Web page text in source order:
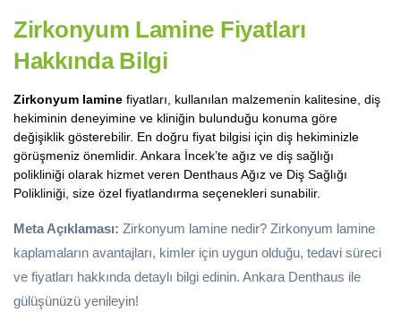
Zirkonyum Lamine Fiyatları
Hakkında Bilgi
Zirkonyum lamine fiyatları, kullanılan malzemenin kalitesine, diş
hekiminin deneyimine ve kliniğin bulunduğu konuma göre
değişiklik gösterebilir. En doğru fiyat bilgisi için diş hekiminizle
görüşmeniz önemlidir. Ankara İncek’te ağız ve diş sağlığı
polikliniği olarak hizmet veren Denthaus Ağız ve Diş Sağlığı
Polikliniği, size özel fiyatlandırma seçenekleri sunabilir.
Meta Açıklaması: Zirkonyum lamine nedir? Zirkonyum lamine
kaplamaların avantajları, kimler için uygun olduğu, tedavi süreci
ve fiyatları hakkında detaylı bilgi edinin. Ankara Denthaus ile
gülüşünüzü yenileyin!